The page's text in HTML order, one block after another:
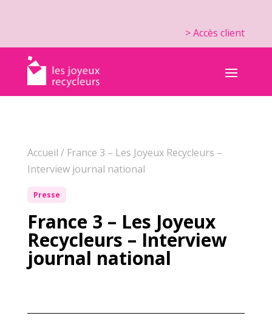
> Accès client
Accueil / France 3 – Les Joyeux Recycleurs –
Interview journal national
Presse
France 3 – Les Joyeux
Recycleurs – Interview
journal national